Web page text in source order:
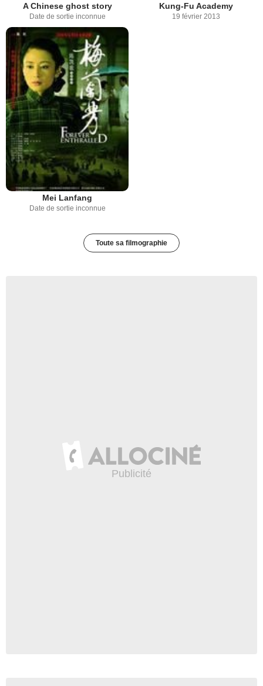
A Chinese ghost story
Date de sortie inconnue
Kung-Fu Academy
19 février 2013
Mei Lanfang
Date de sortie inconnue
Toute sa filmographie